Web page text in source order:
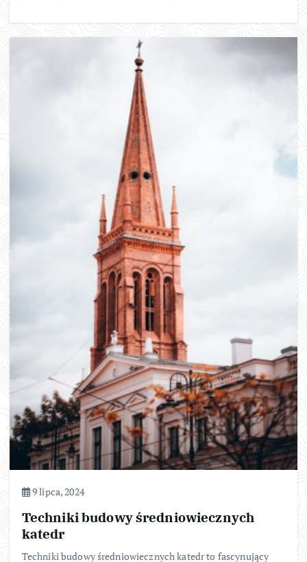
9 lipca, 2024
Techniki budowy średniowiecznych
katedr
Techniki budowy średniowiecznych katedr to fascynujący